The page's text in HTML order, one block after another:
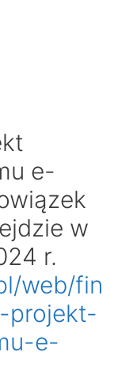
e-
w
r.
web/fin
projekt-
e-